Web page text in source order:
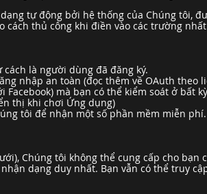
tự động bởi hệ thống của Chúng tôi,
thủ công khi điền vào các trường
là người dùng đã đăng ký.
nhập an toàn (đọc thêm về OAuth theo
mà bạn có thể kiểm soát ở bất
thị khi chơi Ứng dụng)
tôi để nhận một số phần mềm miễn phí.
Chúng tôi không thể cung cấp cho bạn
dạng duy nhất. Bạn vẫn có thể truy